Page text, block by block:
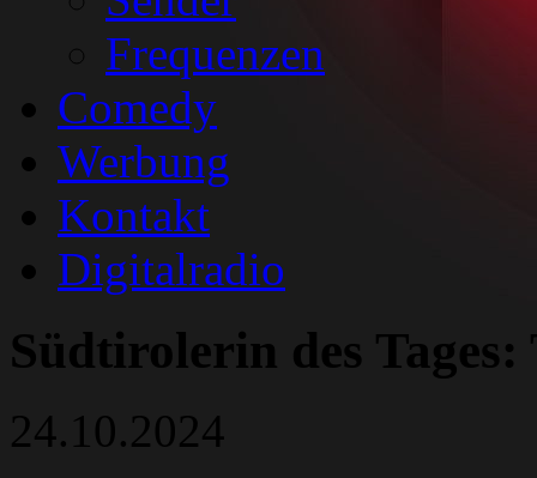
Frequenzen
Comedy
Werbung
Kontakt
Digitalradio
Südtirolerin des
24.10.2024